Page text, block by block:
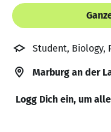
Student, Biology,
Marburg an der
Logg Dich ein, um